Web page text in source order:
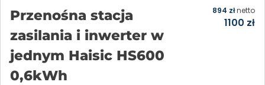
Przenośna stacja
zasilania i inwerter w
jednym Haisic HS600
0,6kWh
1100 zł
894 złnetto